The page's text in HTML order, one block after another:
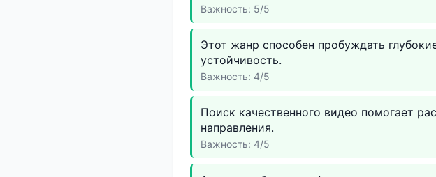
Важность: 5/5
Этот жанр способен пробуждать
устойчивость.
Важность: 4/5
Поиск качественного видео помогает
направления.
Важность: 4/5